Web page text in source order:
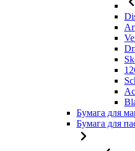
Бумага для
Бумага для